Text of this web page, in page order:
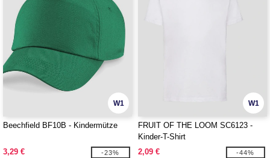
W1
Beechfield BF10B - Kindermütze
3,29 € -23%
W1
FRUIT OF THE LOOM SC6123 -
Kinder-T-Shirt
2,09 €
-44%